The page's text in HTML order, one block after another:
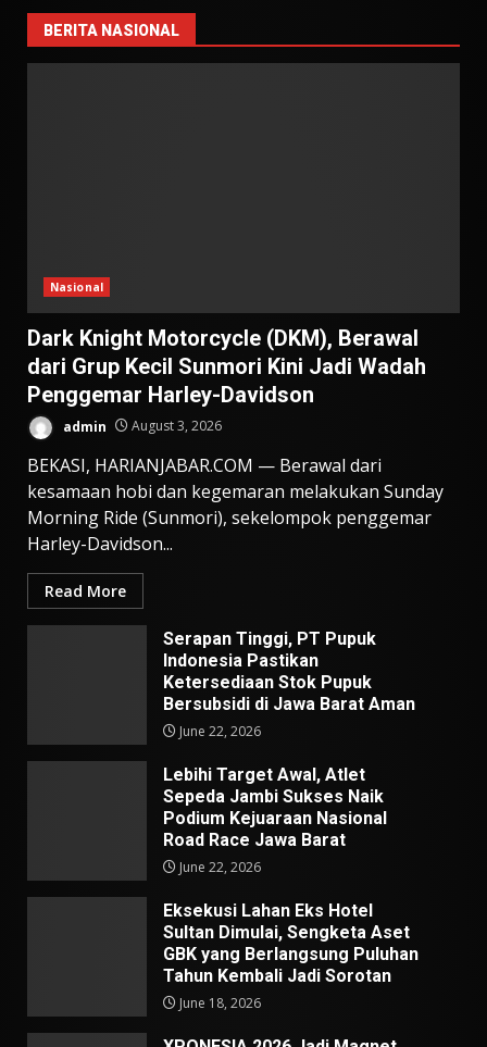
BERITA NASIONAL
Nasional
Dark Knight Motorcycle (DKM), Berawal
dari Grup Kecil Sunmori Kini Jadi Wadah
Penggemar Harley-Davidson
admin August 3, 2026
BEKASI, HARIANJABAR.COM — Berawal dari
kesamaan hobi dan kegemaran melakukan Sunday
Morning Ride (Sunmori), sekelompok penggemar
Harley-Davidson...
Read More
Serapan Tinggi, PT Pupuk
Indonesia Pastikan
Ketersediaan Stok Pupuk
Bersubsidi di Jawa Barat Aman
June 22, 2026
Lebihi Target Awal, Atlet
Sepeda Jambi Sukses Naik
Podium Kejuaraan Nasional
Road Race Jawa Barat
June 22, 2026
Eksekusi Lahan Eks Hotel
Sultan Dimulai, Sengketa Aset
GBK yang Berlangsung Puluhan
Tahun Kembali Jadi Sorotan
June 18, 2026